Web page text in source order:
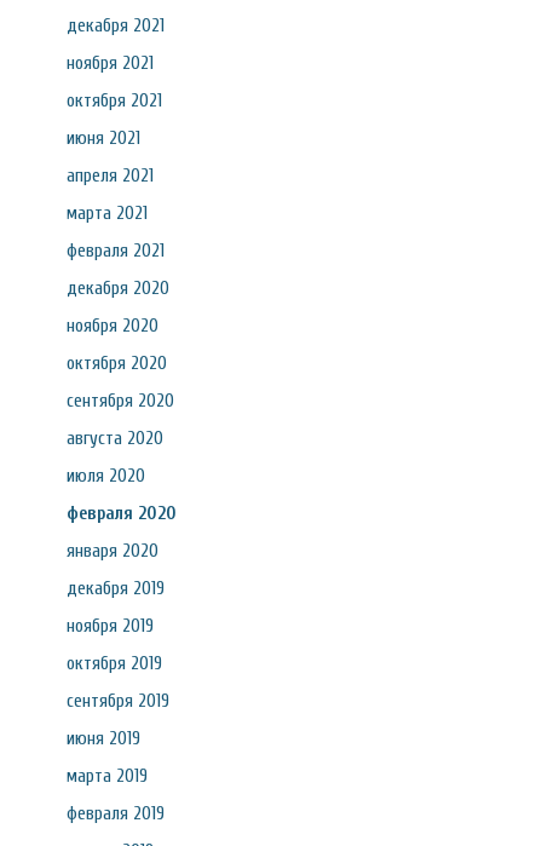
декабря 2021
ноября 2021
октября 2021
июня 2021
апреля 2021
марта 2021
февраля 2021
декабря 2020
ноября 2020
октября 2020
сентября 2020
августа 2020
июля 2020
февраля 2020
января 2020
декабря 2019
ноября 2019
октября 2019
сентября 2019
июня 2019
марта 2019
февраля 2019